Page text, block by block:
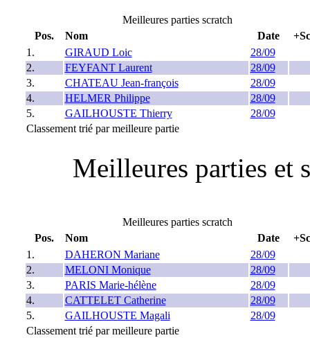
Meilleures parties scratch
Pos.
Nom Date
1.
GIRAUD Loic
28/09
2.
FEYFANT Laurent
28/09
3.
CHATEAU Jean-françois
28/09
4.
HELMER Philippe
28/09
5.
GAILHOUSTE Thierry
28/09
Classement trié par meilleure partie
Meilleures parties et
Meilleures parties scratch
Pos.
Nom Date
1.
DAHERON Mariane
28/09
2.
MELONI Monique
28/09
3.
PARIS Marie-hélène
28/09
4.
CATTELET Catherine
28/09
5.
GAILHOUSTE Magali
28/09
Classement trié par meilleure partie